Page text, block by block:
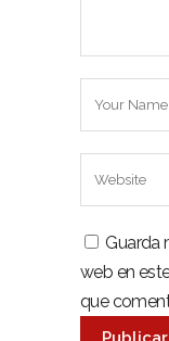
Guarda
web en
que